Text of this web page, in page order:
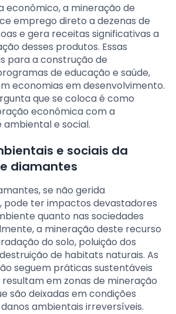
econômico, a mineração de
emprego direto a dezenas de
e gera receitas significativas a
desses produtos. Essas
para a construção de
de educação e saúde,
economias em desenvolvimento.
que se coloca é como
econômica com a
ambiental e social.
e sociais da
diamantes
se não gerida
pode ter impactos devastadores
quanto nas sociedades
a mineração deste recurso
do solo, poluição dos
de habitats naturais. As
seguem práticas sustentáveis
em zonas de mineração
são deixadas em condições
ambientais irreversíveis.